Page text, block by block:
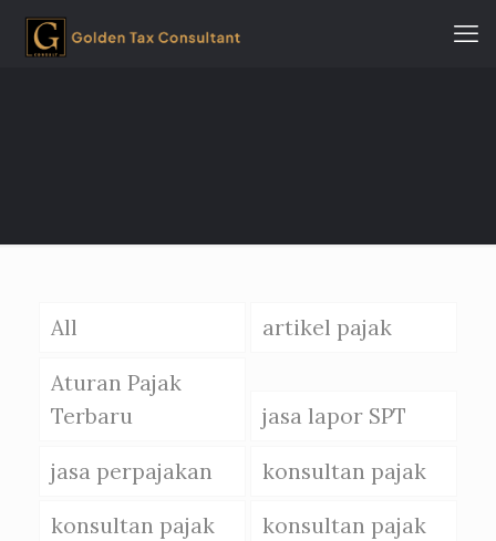
All artikel pajak
Aturan Pajak
Terbaru
jasa lapor SPT
jasa perpajakan konsultan pajak
konsultan pajak
konsultan pajak